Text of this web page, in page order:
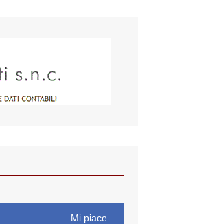
Mi piace